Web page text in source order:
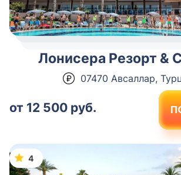
Лонисера Резорт &
07470 Авсаллар,
от 12 500 руб.
4